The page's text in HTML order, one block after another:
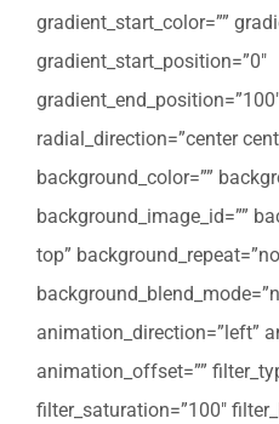
gradient_start_color=””
gradient_start_position=”0″
radial_direction=”center
background_color=””
background_image_id=””
top”
animation_direction=”left”
animation_offset=””
filter_saturation=”100″